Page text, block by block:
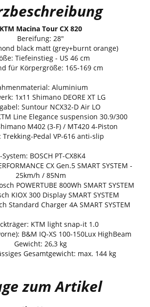
KTM Macina Tour CX 820
Bereifung: 28"
black matt (grey+burnt orange)
Tiefeinstieg - US 46 cm
für Körpergröße: 165-169 cm
Aluminium
1x11 Shimano DEORE XT LG
Suntour NCX32-D Air LO
Line Elegance suspension 30.9/300
M402 (3-F) / MT420 4-Piston
Trekking-Pedal VP-616 anti-slip
System: BOSCH PT-CX8K4
CX Gen.5 SMART SYSTEM -
25km/h / 85Nm
POWERTUBE 800Wh SMART SYSTEM
KIOX 300 Display SMART SYSTEM
Standard Charger 4A SMART SYSTEM
KTM light snap-it 1.0
B&M IQ-XS 100-150Lux HighBeam
Gewicht: 26,3 kg
Gesamtgewicht: max. 144 kg
zum Artikel